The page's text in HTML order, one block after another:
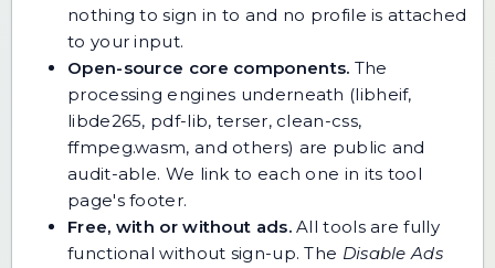
nothing to sign in to and no profile is attached
to your input.
Open-source core components. The
processing engines underneath (libheif,
libde265, pdf-lib, terser, clean-css,
ffmpeg.wasm, and others) are public and
audit-able. We link to each one in its tool
page's footer.
Free, with or without ads.All tools are fully
functional without sign-up. The Disable Ads